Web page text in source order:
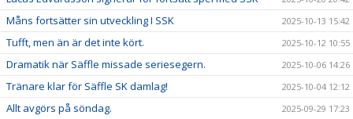
Måns fortsätter sin utveckling I SSK 2025-10-13 15:42
Tufft, men än är det inte kört. 2025-10-12 10:55
Dramatik när Säffle missade seriesegern. 2025-10-06 14:26
Tränare klar för Säffle SK damlag! 2025-10-04 12:12
Allt avgörs på söndag. 2025-09-29 17:23